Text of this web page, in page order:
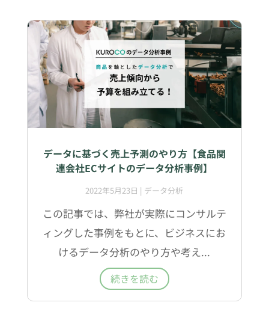
データに基づく売上予測のやり方【食品関
連会社ECサイトのデータ分析事例】
2022年5月23日 | データ分析
この記事では、弊社が実際にコンサルテ
ィングした事例をもとに、ビジネスにお
けるデータ分析のやり方や考え...
続きを読む